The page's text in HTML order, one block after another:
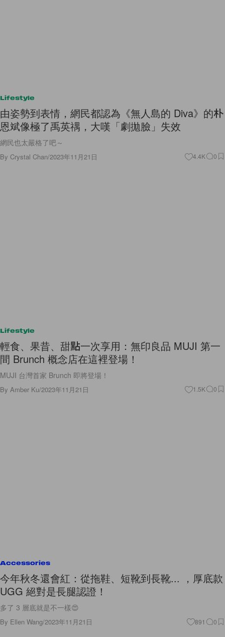
Lifestyle
由姿勢到表情，網民都認為《無人島的 Diva》的朴
恩斌像極了禹英禑，大嘆「劇拋臉」失效
網民也太嚴格了吧～
By Crystal Chan/2023年11月21日 4.4K 0
Lifestyle
輕食、果昔、甜點一次享用：無印良品 MUJI 第一
間 Brunch 概念店在這裡登場！
MUJI 台灣首家 Brunch 即將登場！
By Amber Ku/2023年11月21日 1.5K 0
Accessories
今年秋冬還會紅：從拖鞋、短靴到長靴... ，厚底款
UGG 絕對是長腿認證！
多了 3 層底就是不一樣😍
By Ellen Wang/2023年11月21日 891 0